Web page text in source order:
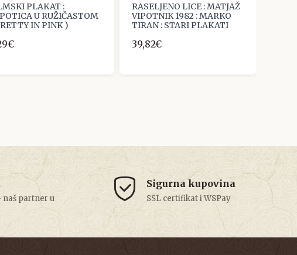
PLAKAT :
U RUŽIČASTOM
IN PINK )
RASELJENO LICE : MATJAŽ
VIPOTNIK 1982 : MARKO
TIRAN : STARI PLAKATI
39,82€
naš partner u
Sigurna kupovina
SSL certifikat i WSPay